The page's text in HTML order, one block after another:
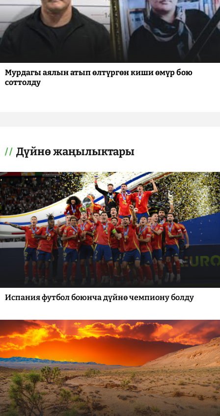
Мурдагы аялын атып өлтүргөн киши өмүр бою
соттолду
Дүйнө жаңылыктары
Испания футбол боюнча дүйнө чемпиону болду